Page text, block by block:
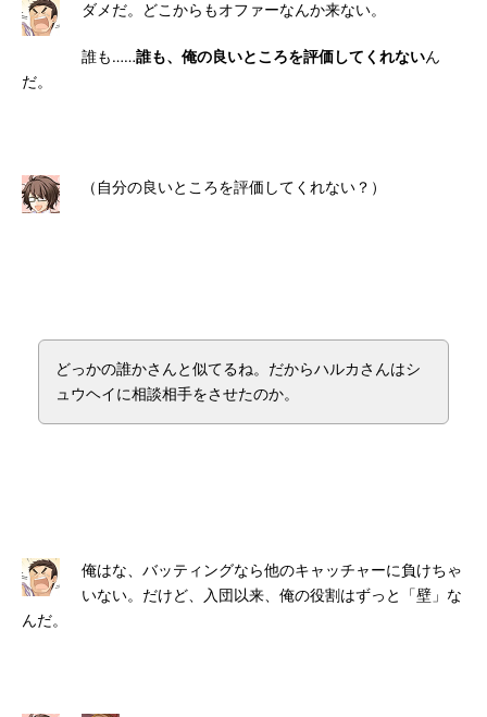
ダメだ。どこからもオファーなんか来ない。
誰も……誰も、俺の良いところを評価してくれないん
だ。
（自分の良いところを評価してくれない？）
どっかの誰かさんと似てるね。だからハルカさんはシ
ュウヘイに相談相手をさせたのか。
俺はな、バッティングなら他のキャッチャーに負けちゃ
いない。だけど、入団以来、俺の役割はずっと「壁」な
んだ。